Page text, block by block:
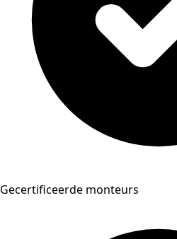
Gecertificeerde monteurs